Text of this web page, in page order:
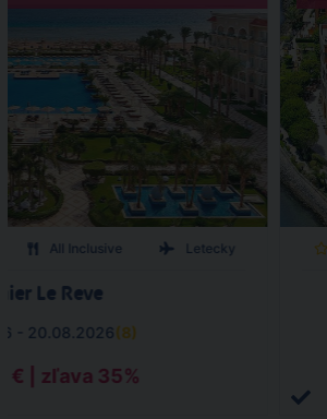
All Inclusive Letecky
Le Reve
- 20.08.2026(8)
€ | zľava 35%